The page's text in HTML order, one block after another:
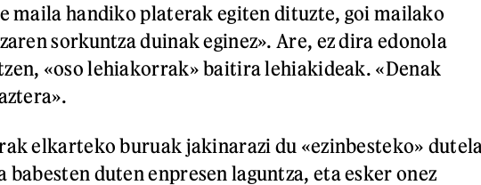
maila handiko platerak egiten dituzte, goi mailako
sorkuntza duinak eginez». Are, ez dira edonola
«oso lehiakorrak» baitira lehiakideak. «Denak
elkarteko buruak jakinarazi du «ezinbesteko»
babesten duten enpresen laguntza, eta esker onez